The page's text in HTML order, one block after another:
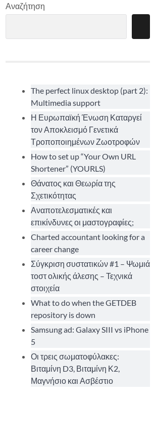
Αναζήτηση
The perfect linux desktop (part 2):
Multimedia support
Η Ευρωπαϊκή Ένωση Καταργεί
τον Αποκλεισμό Γενετικά
Τροποποιημένων Ζωοτροφών
How to set up “Your Own URL
Shortener” (YOURLS)
Θάνατος και Θεωρία της
Σχετικότητας
Αναποτελεσματικές και
επικίνδυνες οι μαστογραφίες;
Charted accountant looking for a
career change
Σύγκριση συστατικών #1 – Ψωμιά
τοστ ολικής άλεσης – Τεχνικά
στοιχεία
What to do when the GETDEB
repository is down
Samsung ad: Galaxy SIII vs iPhone
5
Οι τρεις σωματοφύλακες:
Βιταμίνη D3, Βιταμίνη Κ2,
Μαγνήσιο και Ασβέστιο